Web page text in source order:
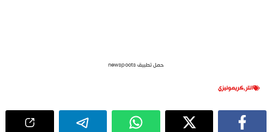
حمل تطبيق newspoots
انتر,كريمونيزي